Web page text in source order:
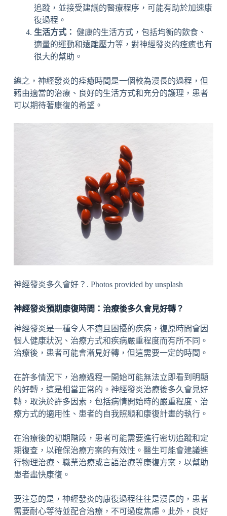
追蹤，並接受建議的醫療程序，可能有助於加速康
復過程。
生活方式： 健康的生活方式，包括均衡的飲食、
適量的運動和遠離壓力等，對神經發炎的痊癒也有
很大的幫助。
總之，神經發炎的痊癒時間是一個較為漫長的過程，但
藉由適當的治療、良好的生活方式和充分的護理，患者
可以期待著康復的希望。
神經發炎多久會好？. Photos provided by unsplash
神經發炎預期康復時間：治療後多久會見好轉？
神經發炎是一種令人不適且困擾的疾病，復原時間會因
個人健康狀況、治療方式和疾病嚴重程度而有所不同。
治療後，患者可能會漸見好轉，但這需要一定的時間。
在許多情況下，治療過程一開始可能無法立即看到明顯
的好轉，這是相當正常的。神經發炎治療後多久會見好
轉，取決於許多因素，包括病情開始時的嚴重程度、治
療方式的適用性、患者的自我照顧和康復計畫的執行。
在治療後的初期階段，患者可能需要進行密切追蹤和定
期復查，以確保治療方案的有效性。醫生可能會建議進
行物理治療、職業治療或言語治療等康復方案，以幫助
患者盡快康復。
要注意的是，神經發炎的康復過程往往是漫長的，患者
需要耐心等待並配合治療，不可過度焦慮。此外，良好